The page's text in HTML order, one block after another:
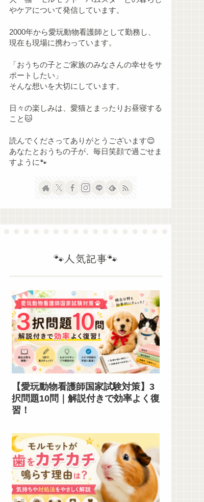
やケアについて発信しています。
2000年から愛玩動物看護師として勤務し、
現在も現場に携わっています。
「おうちの子とご家族のみなさんの幸せをサ
ポートしたい」
そんな想いを大切にしています。
日々の楽しみは、愛猫とまったりお昼寝する
こと🐱
読んでくださってありがとうございます😊
あなたとおうちの子が、毎日笑顔で過ごせま
すように🐾
🐾人気記事🐾
【愛玩動物看護師国家試験対策】3
択問題10問｜解説付きで効率よく復
習！